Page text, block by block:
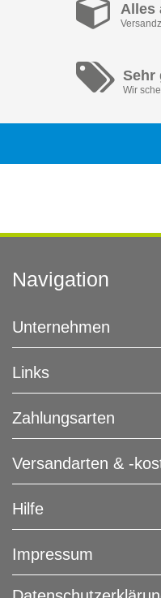
Alles
Sehr
Wir
Navigation
Unternehmen
Links
Zahlungsarten
Versandarten & -
Hilfe
Impressum